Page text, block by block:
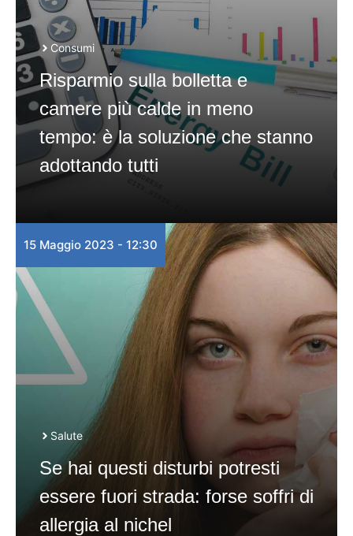
Consumi
Risparmio sulla bolletta e
camere più calde in meno
tempo: è la soluzione che stanno
adottando tutti
15 Maggio 2023 - 12:30
Salute
Se hai questi disturbi potresti
essere fuori strada: forse soffri di
allergia al nichel